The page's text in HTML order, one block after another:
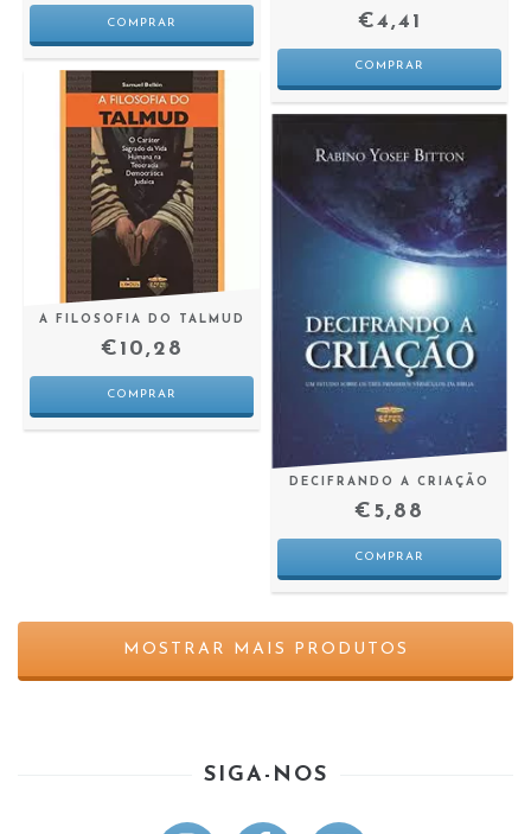
€4,41
A FILOSOFIA DO TALMUD
€10,28
DECIFRANDO A CRIAÇÃO
€5,88
MOSTRAR MAIS PRODUTOS
SIGA-NOS